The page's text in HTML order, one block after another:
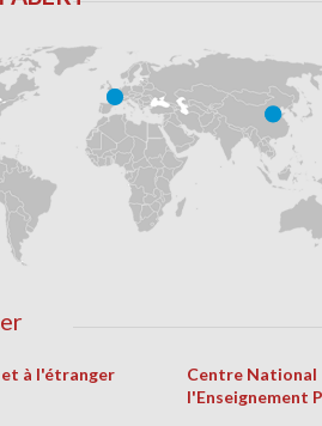
et à l'étranger
Centre National
l'Enseignement